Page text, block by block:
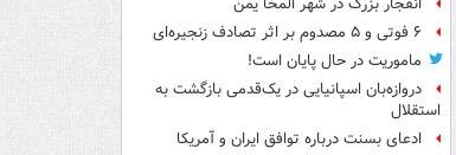
انفجار بزرگ در شهر المخا یمن
۶ فوتی و ۵ مصدوم بر اثر تصادف زنجیره‌ای
ماموریت در حال پایان است!
دروازه‌بان اسپانیایی در یک‌قدمی بازگشت به
استقلال
ادعای بسنت درباره توافق ایران و آمریکا